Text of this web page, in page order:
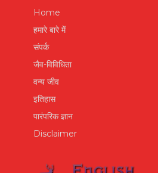
Home
हमारे बारे में
संपर्क
जैव-विविधिता
वन्य जीव
इतिहास
पारंपरिक ज्ञान
Disclaimer